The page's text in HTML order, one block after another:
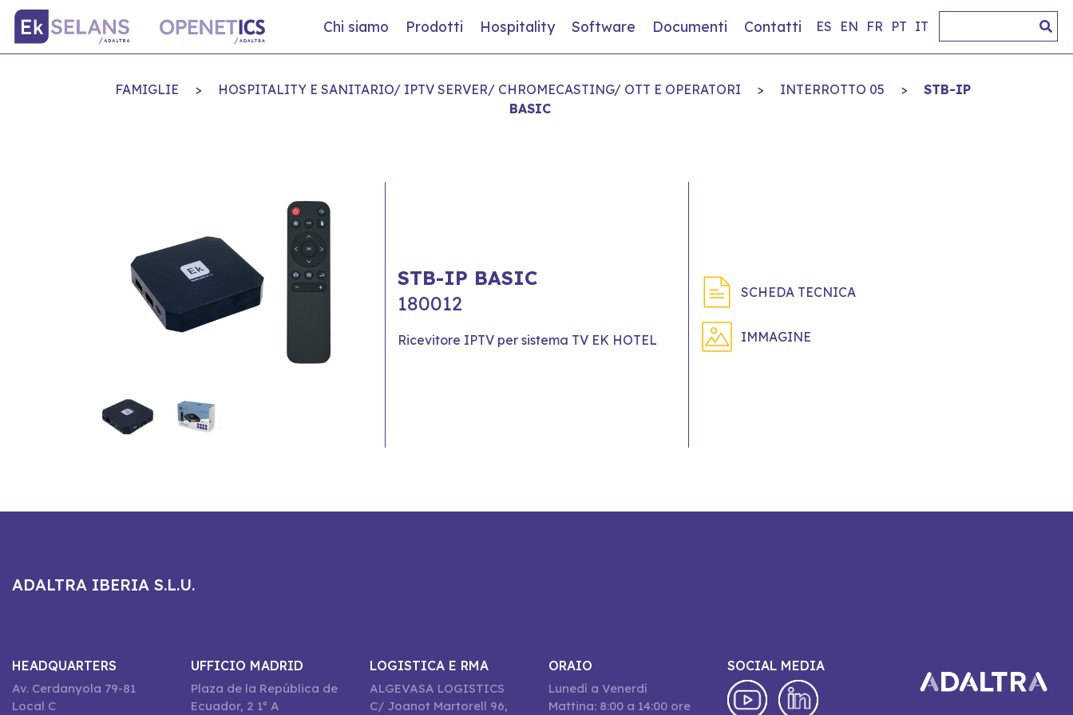
Chi siamo Prodotti Hospitality Software Documenti Contatti ES EN FR PT IT
FAMIGLIE > HOSPITALITY E SANITARIO/ IPTV SERVER/ CHROMECASTING/ OTT E OPERATORI > INTERROTTO 05 >
STB-IP
BASIC
STB-IP BASIC
180012
Ricevitore IPTV per sistema TV EK HOTEL
SCHEDA TECNICA
IMMAGINE
ADALTRA IBERIA S.L.U.
HEADQUARTERS
Av. Cerdanyola 79-81
Local C
UFFICIO MADRID
Plaza de la República de
Ecuador, 2 1º A
LOGISTICA E RMA
ALGEVASA LOGISTICS
C/ Joanot Martorell 96,
ORAIO
Lunedí a Venerdí
Mattina: 8:00 a 14:00 ore
SOCIAL MEDIA